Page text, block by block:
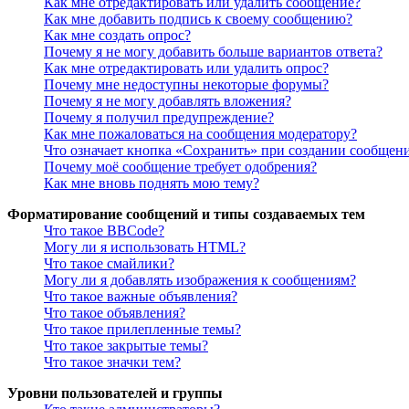
Как мне добавить подпись к своему сообщению?
Как мне создать опрос?
Почему я не могу добавить больше вариантов ответа?
Как мне отредактировать или удалить опрос?
Почему мне недоступны некоторые форумы?
Почему я не могу добавлять вложения?
Почему я получил предупреждение?
Как мне пожаловаться на сообщения модератору?
Что означает кнопка «Сохранить» при создании
Почему моё сообщение требует одобрения?
Как мне вновь поднять мою тему?
Форматирование сообщений и типы создаваемых тем
Что такое BBCode?
Могу ли я использовать HTML?
Что такое смайлики?
Могу ли я добавлять изображения к сообщениям?
Что такое важные объявления?
Что такое объявления?
Что такое прилепленные темы?
Что такое закрытые темы?
Что такое значки тем?
Уровни пользователей и группы